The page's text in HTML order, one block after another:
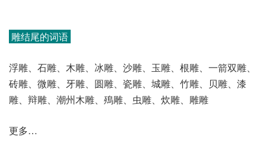
雕结尾的词语
浮雕、石雕、木雕、冰雕、沙雕、玉雕、根雕、一箭双雕、
砖雕、微雕、牙雕、圆雕、瓷雕、城雕、竹雕、贝雕、漆
雕、辩雕、潮州木雕、殦雕、虫雕、炊雕、雕雕
更多…